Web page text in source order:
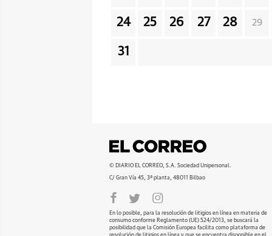
24 25 26 27 28 29
31
© DIARIO EL CORREO, S.A. Sociedad Unipersonal.
C/ Gran Vía 45, 3ª planta, 48011 Bilbao
En lo posible, para la resolución de litigios en línea en materia de
consumo conforme Reglamento (UE) 524/2013, se buscará la
posibilidad que la Comisión Europea facilita como plataforma de